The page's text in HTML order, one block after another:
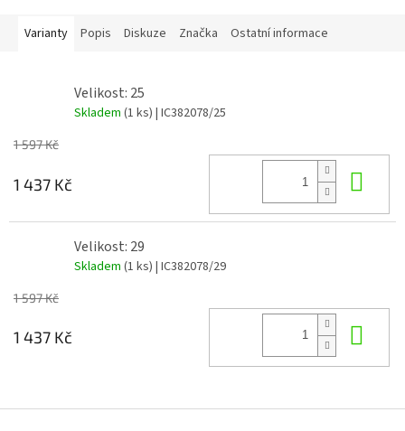
Varianty Popis Diskuze Značka Ostatní informace
Velikost: 25
Skladem (1 ks) | IC382078/25
1 597 Kč
1 437 Kč
Velikost: 29
Skladem (1 ks) | IC382078/29
1 597 Kč
1 437 Kč